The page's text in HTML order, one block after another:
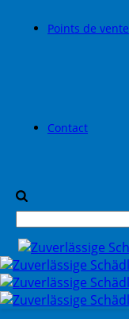
Points de vente
Contact